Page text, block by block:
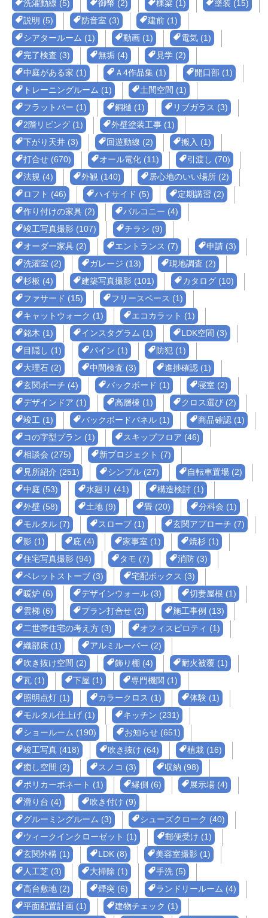
洗濯動線 (5) 御幣 (2) 棟梁 (1)
塗装 (15)
説明 (5)
防音室 (3)
建前 (1)
シアタールーム (1)
動画 (1)
電気 (1)
完了検査 (3)
無垢 (4)
見学 (2)
中庭がある家 (1)
Ａ4作品集 (1)
開口部 (1)
トレーニングルーム (1)
土間空間 (1)
フラットバー (1)
銅樋 (1)
リブガラス (3)
2階リビング (1)
外壁塗装工事 (1)
下がり天井 (3)
回遊動線 (2)
搬入 (1)
打合せ (670)
オール電化 (11)
引渡し (70)
法規 (4)
外観 (140)
居心地のいい場所 (2)
ロフト (46)
ハイサイド (5)
定期講習 (2)
作り付けの家具 (2)
バルコニー (4)
竣工写真撮影 (107)
チラシ (9)
オーダー家具 (2)
エントランス (7)
申請 (3)
洗濯室 (2)
ガレージ (13)
現地調査 (2)
杉板 (4)
建築写真撮影 (101)
カタログ (10)
ファサード (15)
フリースペース (1)
キャットウォーク (1)
エコカラット (1)
銘木 (1)
インスタグラム (1)
LDK空間 (3)
目隠し (1)
パイン (1)
防犯 (1)
大理石 (2)
中間検査 (3)
進捗確認 (1)
玄関ポーチ (4)
バックボード (1)
寝室 (2)
デザインドア (1)
高層棟 (1)
クロス選び (2)
竣工 (1)
バックボードパネル (1)
商品確認 (1)
コの字型プラン (1)
スキップフロア (46)
相談会 (275)
新プロジェクト (7)
見所紹介 (251)
シンプル (27)
自転車置場 (2)
中庭 (53)
水廻り (41)
構造検討 (1)
外壁 (58)
土地 (9) 畳 (20)
分科会 (1)
モルタル (7)
スロープ (1)
玄関アプローチ (7)
影 (1)
庇 (4) 家事室 (1)
焼杉 (1)
住宅写真撮影 (94)
タモ (7)
消防 (3)
ペレットストーブ (3)
宅配ボックス (3)
暖炉 (6)
デザインウォール (3)
切妻屋根 (1)
雲梯 (6)
プラン打合せ (2)
施工事例 (13)
二世帯住宅の考え方 (3)
オフィスピロティ (1)
織部床 (1)
アルミルーバー (2)
吹き抜け空間 (2)
飾り棚 (4)
耐火被覆 (1)
瓦 (1)
下屋 (1)
専門機関 (1)
照明点灯 (1)
カラークロス (1)
体験 (1)
モルタル仕上げ (1)
キッチン (231)
ショールーム (190)
お知らせ (651)
竣工写真 (418)
吹き抜け (64)
植栽 (16)
癒し空間 (2)
スノコ (3)
収納 (98)
ポリカーボネート (1)
縁側 (6)
展示場 (4)
滑り台 (4)
吹き付け (9)
グルーミングルーム (3)
シューズクローク (40)
ウィークインクローゼット (1)
郵便受け (1)
玄関外構 (1)
LDK (8)
美容室撮影 (1)
人工芝 (3)
大掃除 (1)
手洗 (5)
高台敷地 (2)
煙突 (6)
ランドリールーム (4)
平面配置計画 (1)
建物チェック (1)